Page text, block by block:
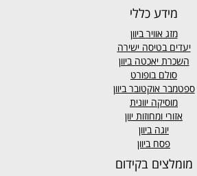
מידע כללי
מזג אוויר ביוון
יעדים בטיסה ישירה
השכרת יאכטה ביוון
סולם בופורט
ספטמבר אוקטובר ביוון
מוסיקה יוונית
אזורי ומחוזות יוון
יוגה ביוון
פסח ביוון
מומלצים בקידום